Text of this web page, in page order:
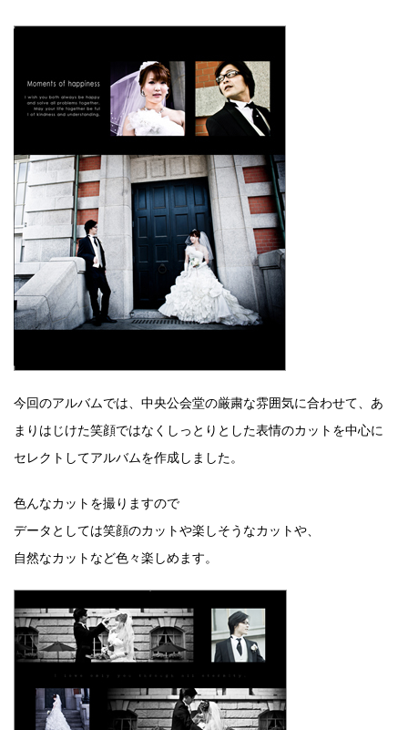
今回のアルバムでは、中央公会堂の厳粛な雰囲気に合わせて、あ
まりはじけた笑顔ではなくしっとりとした表情のカットを中心に
セレクトしてアルバムを作成しました。
色んなカットを撮りますので
データとしては笑顔のカットや楽しそうなカットや、
自然なカットなど色々楽しめます。